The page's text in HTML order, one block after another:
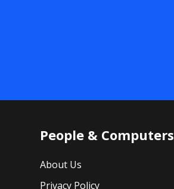
People & Computers
About Us
Privacy Policy